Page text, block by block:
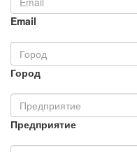
Email
Город
Предприятие